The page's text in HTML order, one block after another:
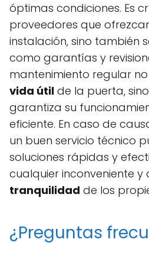
óptimas condiciones. Es
proveedores que
instalación, sino también
como garantías y
mantenimiento regular
vida útil de la puerta,
garantiza su
eficiente. En caso de
un buen servicio técnico
soluciones rápidas y
cualquier inconveniente
tranquilidad de los
¿Preguntas